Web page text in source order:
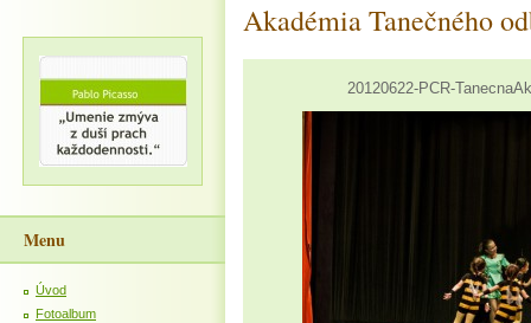
Akadémia Tanečného
20120622-PCR-
Menu
Úvod
Fotoalbum